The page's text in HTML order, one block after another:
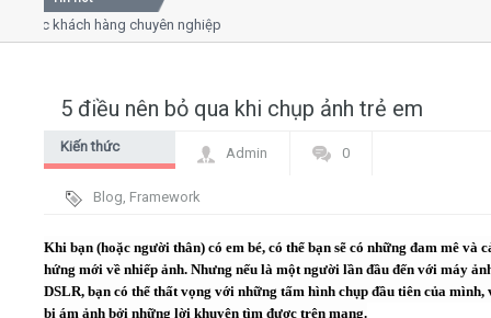
Close
Home
Giới thiệu
Video
khách hàng chuyên nghiệp
5 điều nên bỏ qua khi chụp ảnh trẻ em
Kiến thức
Admin 0
Blog, Framework
Khi bạn (hoặc người thân) có em bé, có thể bạn sẽ có những đam mê và
hứng mới về nhiếp ảnh. Nhưng nếu là một người lần đầu đến với máy
DSLR, bạn có thể thất vọng với những tấm hình chụp đầu tiên của mình,
bị ám ảnh bởi những lời khuyên tìm được trên mạng.